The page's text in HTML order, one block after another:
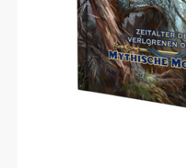
Spielzubehör